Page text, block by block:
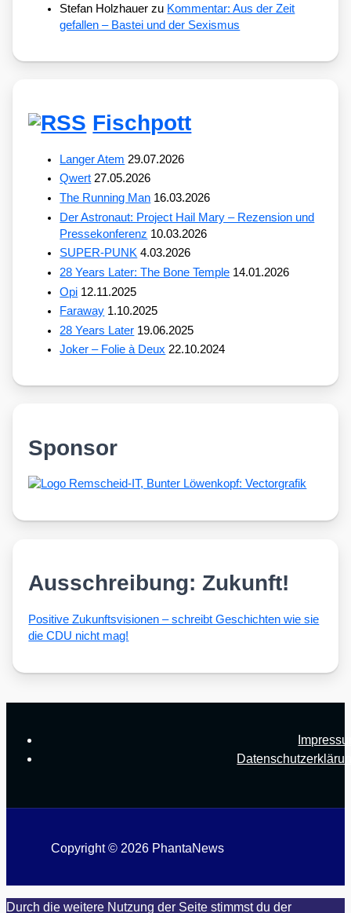
Stefan Holzhauer zu Kommentar: Aus der Zeit
gefallen – Bastei und der Sexismus
Fischpott
Langer Atem 29.07.2026
Qwert 27.05.2026
The Running Man 16.03.2026
Der Astronaut: Project Hail Mary – Rezension und
Pressekonferenz 10.03.2026
SUPER-PUNK 4.03.2026
28 Years Later: The Bone Temple 14.01.2026
Opi 12.11.2025
Faraway 1.10.2025
28 Years Later 19.06.2025
Joker – Folie à Deux 22.10.2024
Sponsor
Ausschreibung: Zukunft!
Posi­ti­ve Zukunfts­vi­sio­nen – schreibt Geschich­ten wie sie
die CDU nicht mag!
Copyright © 2026 PhantaNews
Durch die weitere Nutzung der Seite stimmst du der